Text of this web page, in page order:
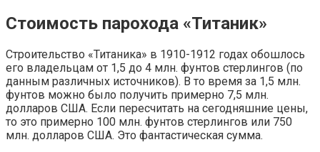
Стоимость парохода «Титаник»
Строительство «Титаника» в 1910-1912 годах обошлось
его владельцам от 1,5 до 4 млн. фунтов стерлингов (по
данным различных источников). В то время за 1,5 млн.
фунтов можно было получить примерно 7,5 млн.
долларов США. Если пересчитать на сегодняшние цены,
то это примерно 100 млн. фунтов стерлингов или 750
млн. долларов США. Это фантастическая сумма.